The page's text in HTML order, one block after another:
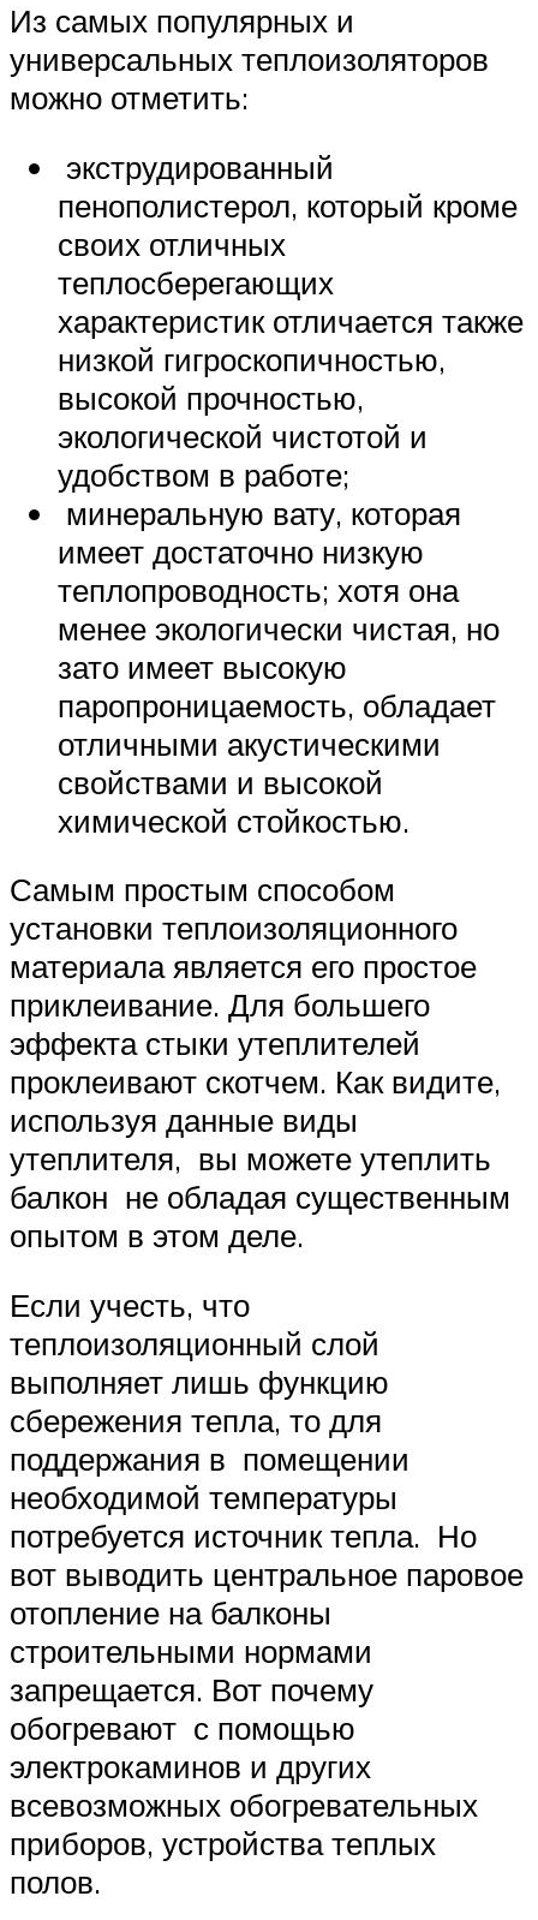
Из самых популярных и
универсальных теплоизоляторов
можно отметить:
экструдированный
пенополистерол, который кроме
своих отличных
теплосберегающих
характеристик отличается также
низкой гигроскопичностью,
высокой прочностью,
экологической чистотой и
удобством в работе;
минеральную вату, которая
имеет достаточно низкую
теплопроводность; хотя она
менее экологически чистая, но
зато имеет высокую
паропроницаемость, обладает
отличными акустическими
свойствами и высокой
химической стойкостью.
Самым простым способом
установки теплоизоляционного
материала является его простое
приклеивание. Для большего
эффекта стыки утеплителей
проклеивают скотчем. Как видите,
используя данные виды
утеплителя, вы можете утеплить
балкон не обладая существенным
опытом в этом деле.
Если учесть, что
теплоизоляционный слой
выполняет лишь функцию
сбережения тепла, то для
поддержания в помещении
необходимой температуры
потребуется источник тепла. Но
вот выводить центральное паровое
отопление на балконы
строительными нормами
запрещается. Вот почему
обогревают с помощью
электрокаминов и других
всевозможных обогревательных
приборов, устройства теплых
полов.